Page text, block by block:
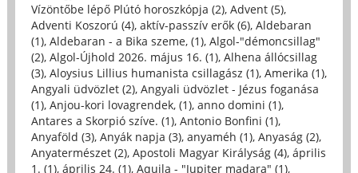
Vízöntőbe lépő Plútó horoszkópja (2), Advent (5),
Adventi Koszorú (4), aktív-passzív erők (6), Aldebaran
(1), Aldebaran - a Bika szeme, (1), Algol-"démoncsillag"
(2), Algol-Újhold 2026. május 16. (1), Alhena állócsillag
(3), Aloysius Lillius humanista csillagász (1), Amerika (1),
Angyali üdvözlet (2), Angyali üdvözlet - Jézus foganása
(1), Anjou-kori lovagrendek, (1), anno domini (1),
Antares a Skorpió szíve. (1), Antonio Bonfini (1),
Anyaföld (3), Anyák napja (3), anyaméh (1), Anyaság (2),
Anyatermészet (2), Apostoli Magyar Királyság (4), április
1. (1), április 24. (1), Aquila - "Jupiter madara" (1),